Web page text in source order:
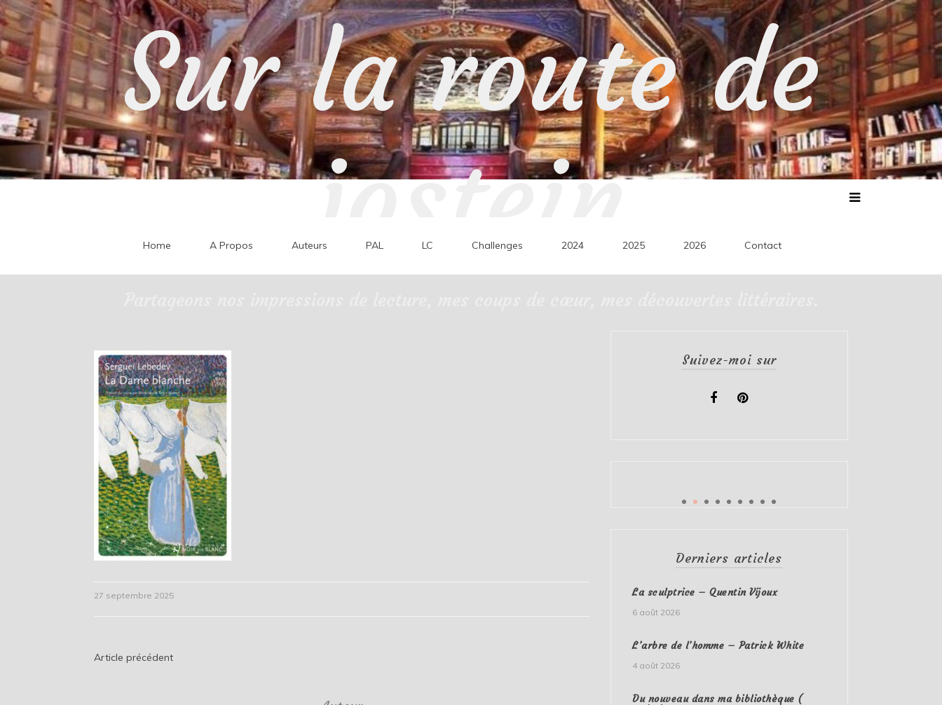
Skip
to
content
Sur la route de
jostein
Home A Propos Auteurs PAL LC Challenges 2024 2025 2026 Contact
27 septembre 2025
Navigation
Article précédent
Suivez-moi sur
Derniers articles
La sculptrice – Quentin Vijoux
6 août 2026
L’arbre de l’homme – Patrick White
4 août 2026
Du nouveau dans ma bibliothèque (